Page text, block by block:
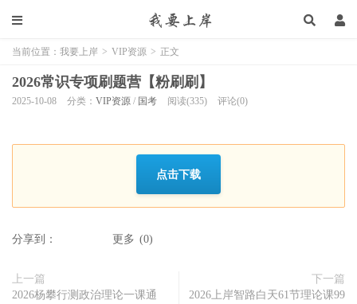
当前位置： 我要上岸 > VIP资源 > 正文
2026常识专项刷题营【粉刷刷】
2025-10-08 分类： VIP资源 / 国考 阅读(335) 评论(0)
点击下载
分享到： 更多 (0)
上一篇
2026杨攀行测政治理论一课通
下一篇
2026上岸智路白天61节理论课99